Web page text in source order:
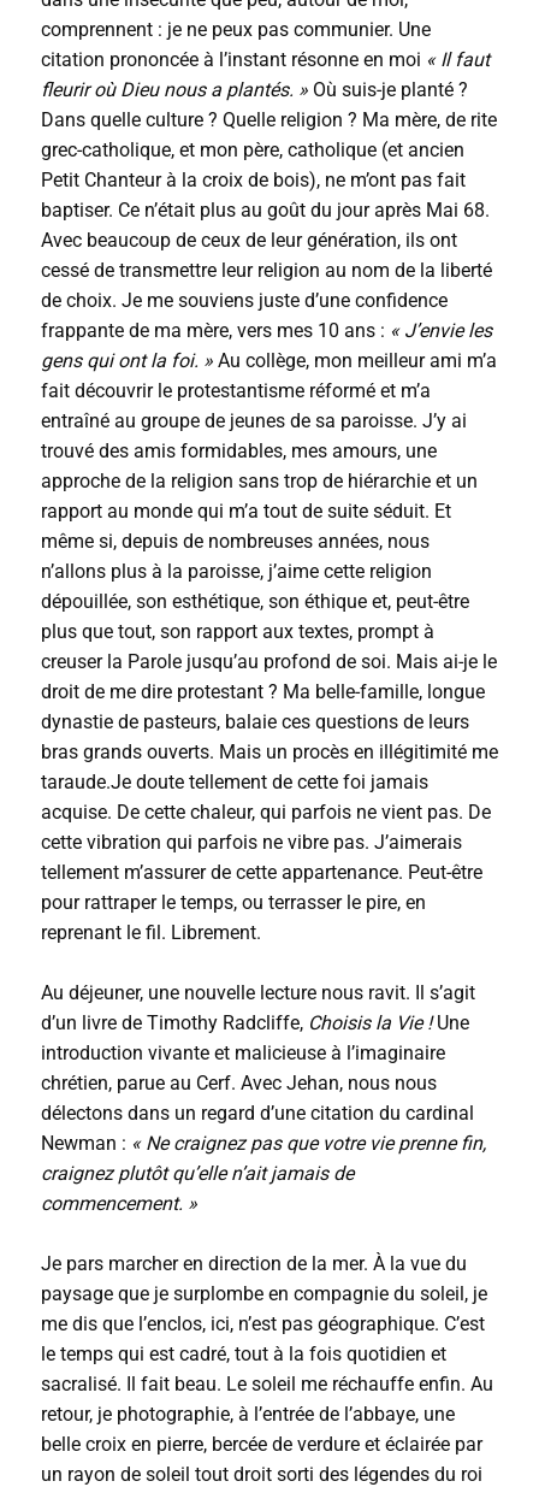
comprennent : je ne peux pas communier. Une
citation prononcée à l’instant résonne en moi « Il faut
fleurir où Dieu nous a plantés. »Où suis-je planté ?
Dans quelle culture ? Quelle religion ? Ma mère, de rite
grec-catholique, et mon père, catholique (et ancien
Petit Chanteur à la croix de bois), ne m’ont pas fait
baptiser. Ce n’était plus au goût du jour après Mai 68.
Avec beaucoup de ceux de leur génération, ils ont
cessé de transmettre leur religion au nom de la liberté
de choix. Je me souviens juste d’une confidence
frappante de ma mère, vers mes 10 ans : « J’envie les
gens qui ont la foi. »Au collège, mon meilleur ami m’a
fait découvrir le protestantisme réformé et m’a
entraîné au groupe de jeunes de sa paroisse. J’y ai
trouvé des amis formidables, mes amours, une
approche de la religion sans trop de hiérarchie et un
rapport au monde qui m’a tout de suite séduit. Et
même si, depuis de nombreuses années, nous
n’allons plus à la paroisse, j’aime cette religion
dépouillée, son esthétique, son éthique et, peut-être
plus que tout, son rapport aux textes, prompt à
creuser la Parole jusqu’au profond de soi. Mais ai-je le
droit de me dire protestant ? Ma belle-famille, longue
dynastie de pasteurs, balaie ces questions de leurs
bras grands ouverts. Mais un procès en illégitimité me
taraude.Je doute tellement de cette foi jamais
acquise. De cette chaleur, qui parfois ne vient pas. De
cette vibration qui parfois ne vibre pas. J’aimerais
tellement m’assurer de cette appartenance. Peut-être
pour rattraper le temps, ou terrasser le pire, en
reprenant le fil. Librement.
Au déjeuner, une nouvelle lecture nous ravit. Il s’agit
d’un livre de Timothy Radcliffe, Choisis la Vie !Une
introduction vivante et malicieuse à l’imaginaire
chrétien, parue au Cerf. Avec Jehan, nous nous
délectons dans un regard d’une citation du cardinal
Newman : « Ne craignez pas que votre vie prenne fin,
craignez plutôt qu’elle n’ait jamais de
commencement. »
Je pars marcher en direction de la mer. À la vue du
paysage que je surplombe en compagnie du soleil, je
me dis que l’enclos, ici, n’est pas géographique. C’est
le temps qui est cadré, tout à la fois quotidien et
sacralisé. Il fait beau. Le soleil me réchauffe enfin. Au
retour, je photographie, à l’entrée de l’abbaye, une
belle croix en pierre, bercée de verdure et éclairée par
un rayon de soleil tout droit sorti des légendes du roi